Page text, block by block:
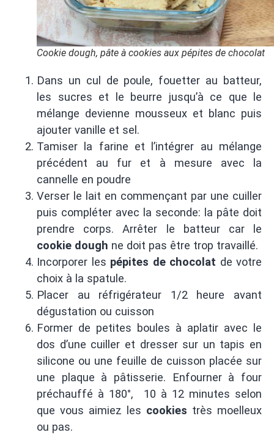
Cookie dough, pâte à cookies aux pépites de chocolat
Dans un cul de poule, fouetter au batteur,
les sucres et le beurre jusqu’à ce que le
mélange devienne mousseux et blanc puis
ajouter vanille et sel.
Tamiser la farine et l’intégrer au mélange
précédent au fur et à mesure avec la
cannelle en poudre
Verser le lait en commençant par une cuiller
puis compléter avec la seconde: la pâte doit
prendre corps. Arrêter le batteur car le
cookie dough ne doit pas être trop travaillé.
Incorporer les pépites de chocolat de votre
choix à la spatule.
Placer au réfrigérateur 1/2 heure avant
dégustation ou cuisson
Former de petites boules à aplatir avec le
dos d’une cuiller et dresser sur un tapis en
silicone ou une feuille de cuisson placée sur
une plaque à pâtisserie. Enfourner à four
préchauffé à 180°, 10 à 12 minutes selon
que vous aimiez les cookies très moelleux
ou pas.